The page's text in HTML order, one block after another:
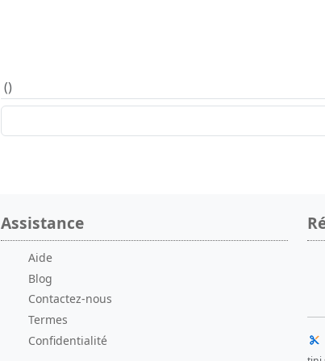
()
Assistance
Aide
Blog
Contactez-nous
Termes
Confidentialité